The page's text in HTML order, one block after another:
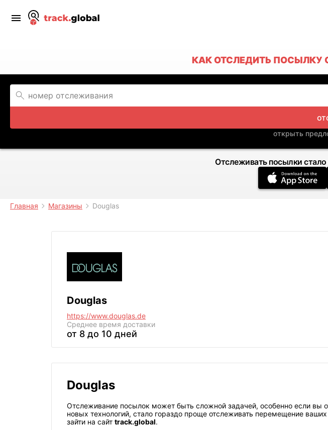
КАК ОТСЛЕДИТЬ ПОСЫЛКУ
открыть
Отслеживать посылки
Главная Магазины Douglas
Douglas
https://www.douglas.de
Среднее время доставки
от 8 до 10 дней
Douglas
Отслеживание посылок может быть сложной задачей, особенно если вы
новых технологий, стало гораздо проще отслеживать перемещение
зайти на сайт track.global.